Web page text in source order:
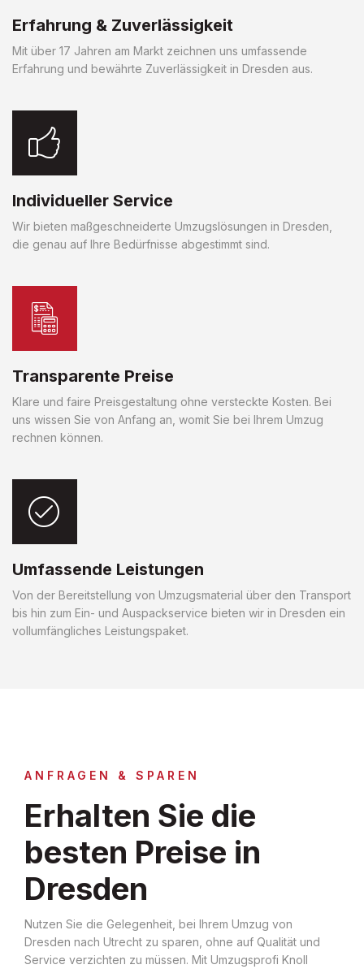
Erfahrung & Zuverlässigkeit
Mit über 17 Jahren am Markt zeichnen uns umfassende
Erfahrung und bewährte Zuverlässigkeit in Dresden aus.
Individueller Service
Wir bieten maßgeschneiderte Umzugslösungen in Dresden,
die genau auf Ihre Bedürfnisse abgestimmt sind.
Transparente Preise
Klare und faire Preisgestaltung ohne versteckte Kosten. Bei
uns wissen Sie von Anfang an, womit Sie bei Ihrem Umzug
rechnen können.
Umfassende Leistungen
Von der Bereitstellung von Umzugsmaterial über den Transport
bis hin zum Ein- und Auspackservice bieten wir in Dresden ein
vollumfängliches Leistungspaket.
ANFRAGEN & SPAREN
Erhalten Sie die
besten Preise in
Dresden
Nutzen Sie die Gelegenheit, bei Ihrem Umzug von
Dresden nach Utrecht zu sparen, ohne auf Qualität und
Service verzichten zu müssen. Mit Umzugsprofi Knoll